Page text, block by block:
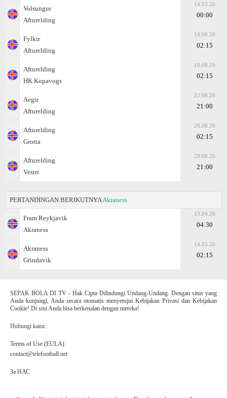
Volsungur
Afturelding
14.03.26
00:00
Fylkir
Afturelding
14.08.26
02:15
Afturelding
HK Kopavogs
18.08.26
02:15
Aegir
Afturelding
22.08.26
21:00
Afturelding
Grotta
26.08.26
02:15
Afturelding
Vestri
29.08.26
21:00
PERTANDINGAN BERIKUTNYA Akraness
Fram Reykjavik
Akraness
13.04.26
04:30
Akraness
Grindavik
14.05.26
02:15
SEPAK BOLA DI TV - Hak Cipta Dilindungi Undang-Undang. Dengan situs yang
Anda kunjungi, Anda secara otomatis menyetujui Kebijakan Privasi dan Kebijakan
Cookie! Di sini Anda bisa berkenalan dengan mereka!
Hubungi kami:
Terms of Use (EULA)
contact@telefootball.net
За НАС